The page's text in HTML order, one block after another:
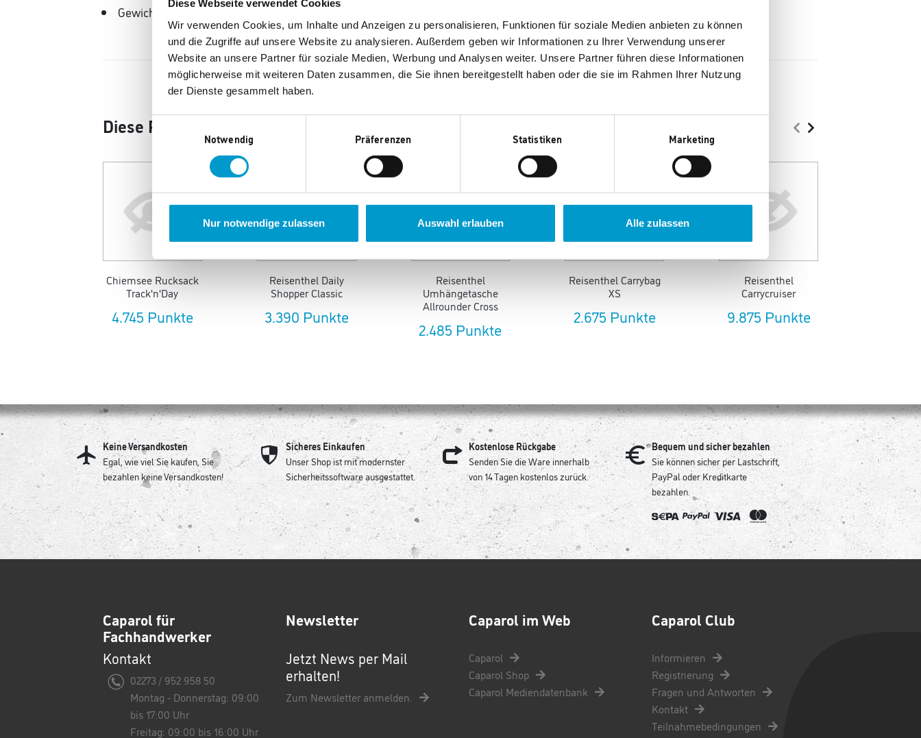
Diese Webseite verwendet Cookies
Wir verwenden Cookies, um Inhalte und Anzeigen zu personalisieren, Funktionen für soziale Medien anbieten zu können
und die Zugriffe auf unsere Website zu analysieren. Außerdem geben wir Informationen zu Ihrer Verwendung unserer
Website an unsere Partner für soziale Medien, Werbung und Analysen weiter. Unsere Partner führen diese Informationen
möglicherweise mit weiteren Daten zusammen, die Sie ihnen bereitgestellt haben oder die sie im Rahmen Ihrer Nutzung
der Dienste gesammelt haben.
Einwilligungsauswahl
Notwendig Präferenzen Statistiken Marketing
Nur notwendige zulassen Auswahl erlauben Alle zulassen
Gewicht: 0,25 kg
Diese Produkte könnten Ihnen auch gefallen.
Chiemsee Rucksack
Track'n'Day
4.745 Punkte
Reisenthel Daily
Shopper Classic
3.390 Punkte
Reisenthel
Umhängetasche
Allrounder Cross
2.485 Punkte
Reisenthel Carrybag
XS
2.675 Punkte
Reisenthel
Carrycruiser
9.875 Punkte
Keine Versandkosten
Egal, wie viel Sie kaufen, Sie
bezahlen keine Versandkosten!
Sicheres Einkaufen
Unser Shop ist mit modernster
Sicherheitssoftware ausgestattet.
Kostenlose Rückgabe
Senden Sie die Ware innerhalb
von 14 Tagen kostenlos zurück.
Bequem und sicher bezahlen
Sie können sicher per Lastschrift,
PayPal oder Kreditkarte
bezahlen.
Caparol für
Fachhandwerker
Kontakt
02273 / 952 958 50
Montag - Donnerstag: 09:00
bis 17:00 Uhr
Freitag: 09:00 bis 16:00 Uhr
Newsletter
Jetzt News per Mail
erhalten!
Zum Newsletter anmelden.
Caparol im Web
Caparol
Caparol Shop
Caparol Mediendatenbank
Caparol Club
Informieren
Registrierung
Fragen und Antworten
Kontakt
Teilnahmebedingungen